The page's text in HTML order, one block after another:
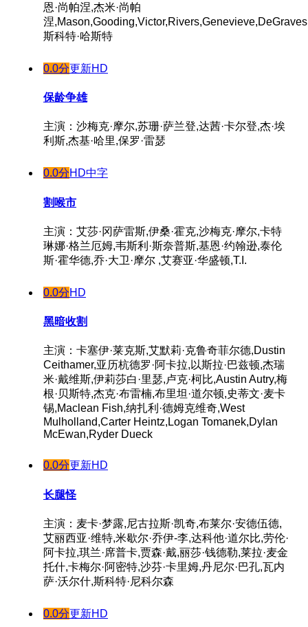
恩·尚帕涅,杰米·尚帕
涅
斯科特·哈斯特
0.0分更新HD
保龄争雄
主演：沙梅克·摩尔,苏珊·萨兰登,达茜·卡尔登,杰·埃
利斯,杰基·哈里,保罗·雷瑟
0.0分HD中字
割喉市
主演：艾莎·冈萨雷斯,伊桑·霍克,沙梅克·摩尔,卡特
琳娜·格兰厄姆,韦斯利·斯奈普斯,基恩·约翰逊,泰伦
斯·霍华德,乔·大卫·摩尔 ,艾赛亚·华盛顿,T.I.
0.0分HD
黑暗收割
主演：卡塞伊·莱克斯,艾默莉·克鲁奇菲尔德,Dustin
Ceithamer,亚历杭德罗·阿卡拉,以斯拉·巴兹顿,杰瑞
米·戴维斯,伊莉莎白·里瑟,卢克·柯比,Austin Autry,梅
根·贝斯特,杰克·布雷楠,布里坦·道尔顿,史蒂文·麦卡
锡,Maclean Fish,纳扎利·德姆克维奇,West
Mulholland,Carter Heintz,Logan Tomanek,Dylan
McEwan,Ryder Dueck
0.0分更新HD
长腿怪
主演：麦卡·梦露,尼古拉斯·凯奇,布莱尔·安德伍德,
艾丽西亚·维特,米歇尔·乔伊-李,达科他·道尔比,劳伦·
阿卡拉,琪兰·席普卡,贾森·戴,丽莎·钱德勒,莱拉·麦金
托什,卡梅尔·阿密特,沙芬·卡里姆,丹尼尔·巴孔,瓦内
萨·沃尔什,斯科特·尼科尔森
0.0分更新HD